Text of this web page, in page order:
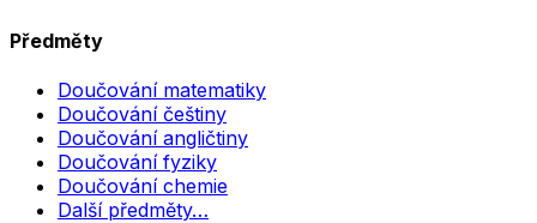
Předměty
Doučování matematiky
Doučování češtiny
Doučování angličtiny
Doučování fyziky
Doučování chemie
Další předměty…